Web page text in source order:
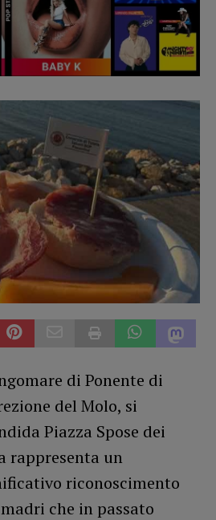
di Ponente di
del Molo, si
Piazza Spose dei
rappresenta un
riconoscimento
che in passato